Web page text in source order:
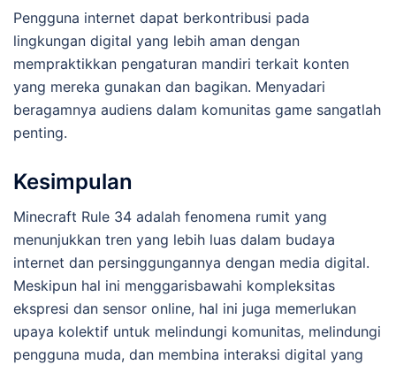
Pengguna internet dapat berkontribusi pada
lingkungan digital yang lebih aman dengan
mempraktikkan pengaturan mandiri terkait konten
yang mereka gunakan dan bagikan. Menyadari
beragamnya audiens dalam komunitas game sangatlah
penting.
Kesimpulan
Minecraft Rule 34 adalah fenomena rumit yang
menunjukkan tren yang lebih luas dalam budaya
internet dan persinggungannya dengan media digital.
Meskipun hal ini menggarisbawahi kompleksitas
ekspresi dan sensor online, hal ini juga memerlukan
upaya kolektif untuk melindungi komunitas, melindungi
pengguna muda, dan membina interaksi digital yang